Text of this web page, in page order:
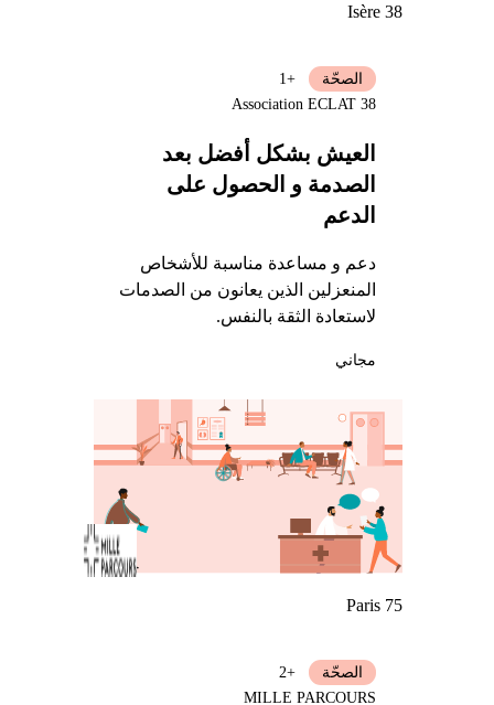
Isère 38
العيش بشكل أفضل بعد
الصدمة و الحصول على
الدعم
دعم و مساعدة مناسبة للأشخاص
المنعزلين الذين يعانون من الصدمات
لاستعادة الثقة بالنفس.
الصحّة
+1
Association ECLAT 38
مجاني
Paris 75
الصحّة
+2
MILLE PARCOURS